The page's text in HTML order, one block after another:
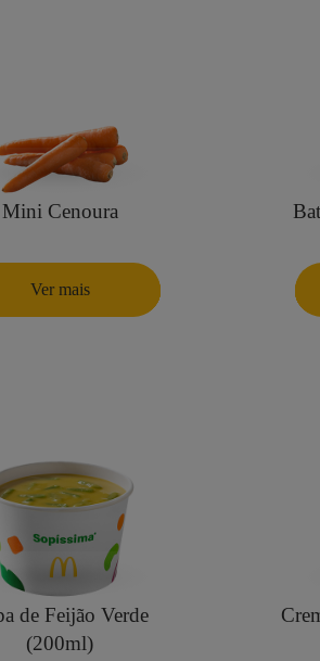
Mini Cenoura
Ver mais
de Feijão Verde
(200ml)